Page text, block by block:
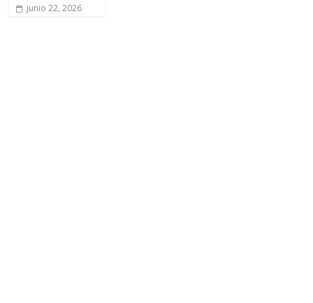
junio 22, 2026